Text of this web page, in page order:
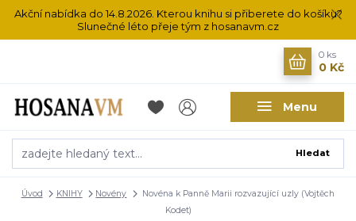
Akční nabídka do 14.8.2026. Kterou knihu si přiberete do košíku?
Slunečné léto přeje tým z hosanavm.cz
Menu
Hledat
0 ks
0 Kč
Úvod KNIHY Novény
Novéna k Panně Marii rozvazující uzly (Vojtěch
Kodet)